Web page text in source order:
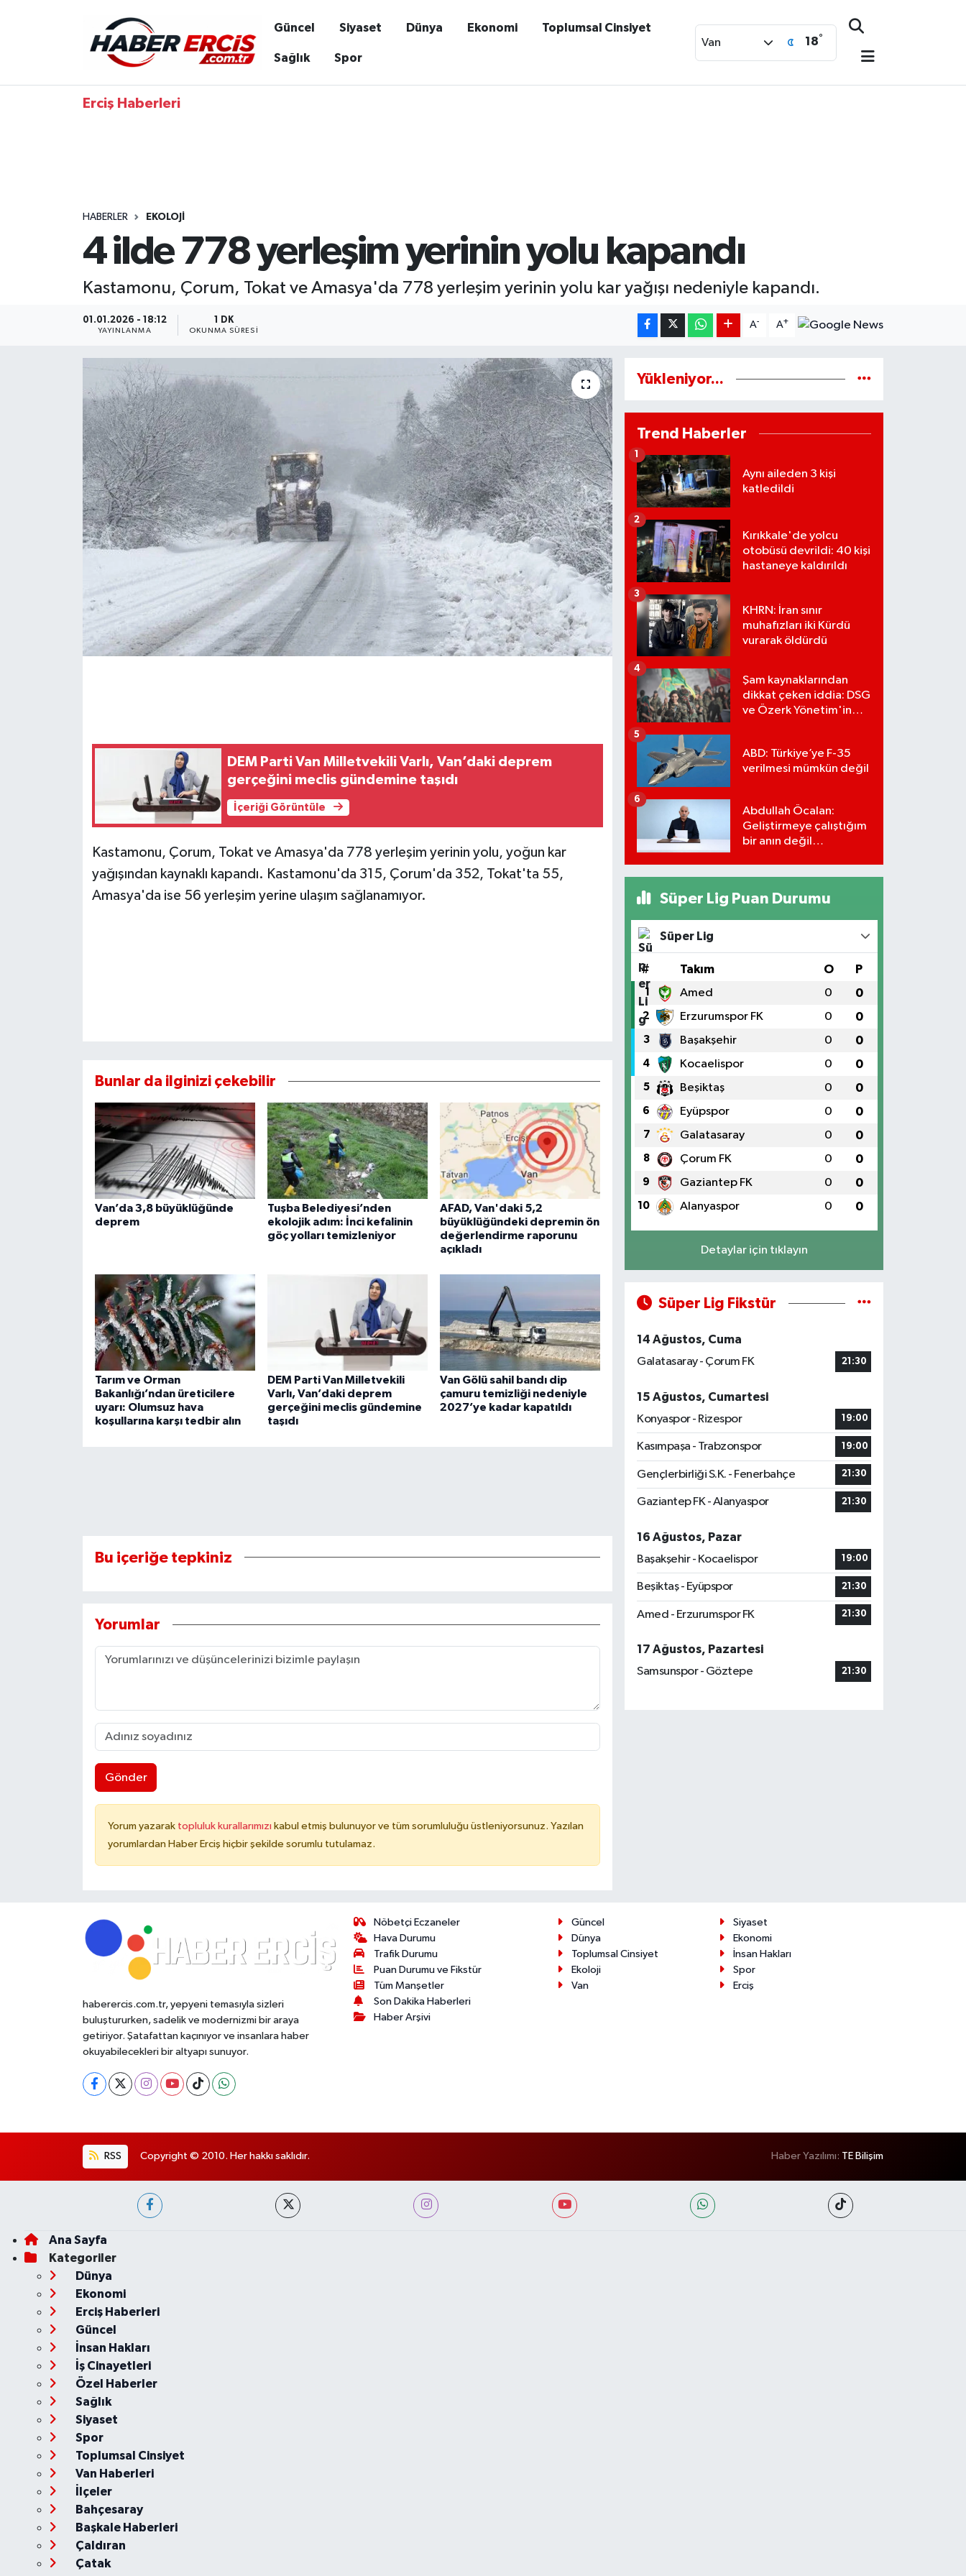
Güncel Siyaset Dünya Ekonomi Toplumsal Cinsiyet
Sağlık Spor
Van 18°
Erciş Haberleri
HABERLER EKOLOJI
4 ilde 778 yerleşim yerinin yolu kapandı
Kastamonu, Çorum, Tokat ve Amasya'da 778 yerleşim yerinin yolu kar yağışı nedeniyle kapandı.
01.01.2026 - 18:12
YAYINLANMA
1 DK
OKUNMA SÜRESI
A- A+
DEM Parti Van Milletvekili Varlı, Van’daki deprem
gerçeğini meclis gündemine taşıdı
İçeriği Görüntüle
Kastamonu, Çorum, Tokat ve Amasya'da 778 yerleşim yerinin yolu, yoğun kar
yağışından kaynaklı kapandı. Kastamonu'da 315, Çorum'da 352, Tokat'ta 55,
Amasya'da ise 56 yerleşim yerine ulaşım sağlanamıyor.
Bunlar da ilginizi çekebilir
Van’da 3,8 büyüklüğünde
deprem
Tuşba Belediyesi’nden
ekolojik adım: İnci kefalinin
göç yolları temizleniyor
AFAD, Van'daki 5,2
büyüklüğündeki depremin ön
değerlendirme raporunu
açıkladı
Tarım ve Orman
Bakanlığı’ndan üreticilere
uyarı: Olumsuz hava
koşullarına karşı tedbir alın
DEM Parti Van Milletvekili
Varlı, Van’daki deprem
gerçeğini meclis gündemine
taşıdı
Van Gölü sahil bandı dip
çamuru temizliği nedeniyle
2027’ye kadar kapatıldı
Bu içeriğe tepkiniz
Yorumlar
Gönder
Yorum yazarak topluluk kurallarımızı kabul etmiş bulunuyor ve tüm sorumluluğu üstleniyorsunuz. Yazılan
yorumlardan Haber Erciş hiçbir şekilde sorumlu tutulamaz.
Yükleniyor...
Trend Haberler
Aynı aileden 3 kişi
katledildi
1
Kırıkkale'de yolcu
otobüsü devrildi: 40 kişi
hastaneye kaldırıldı
2
KHRN: İran sınır
muhafızları iki Kürdü
vurarak öldürdü
3
Şam kaynaklarından
dikkat çeken iddia: DSG
ve Özerk Yönetim'in
4
ABD: Türkiye’ye F-35
verilmesi mümkün değil
5
Abdullah Öcalan:
Geliştirmeye çalıştığım
bir anın değil
6
Süper Lig Puan Durumu
Süper Lig
# Takım O P
1 Amed 0 0
2 Erzurumspor FK 0 0
3 Başakşehir 0 0
4 Kocaelispor 0 0
5 Beşiktaş 0 0
6 Eyüpspor 0 0
7 Galatasaray 0 0
8 Çorum FK 0 0
9 Gaziantep FK 0 0
10 Alanyaspor 0 0
Detaylar için tıklayın
Süper Lig Fikstür
14 Ağustos, Cuma
Galatasaray - Çorum FK
21:30
15 Ağustos, Cumartesi
Konyaspor - Rizespor
19:00
Kasımpaşa - Trabzonspor 19:00
Gençlerbirliği S.K. - Fenerbahçe 21:30
Gaziantep FK - Alanyaspor 21:30
16 Ağustos, Pazar
Başakşehir - Kocaelispor
19:00
Beşiktaş - Eyüpspor 21:30
Amed - Erzurumspor FK 21:30
17 Ağustos, Pazartesi
Samsunspor - Göztepe
21:30
haberercis.com.tr, yepyeni temasıyla sizleri
buluştururken, sadelik ve modernizmi bir araya
getiriyor. Şatafattan kaçınıyor ve insanlara haber
okuyabilecekleri bir altyapı sunuyor.
Nöbetçi Eczaneler
Hava Durumu
Trafik Durumu
Puan Durumu ve Fikstür
Tüm Manşetler
Son Dakika Haberleri
Haber Arşivi
Güncel
Siyaset
Dünya
Ekonomi
Toplumsal Cinsiyet
İnsan Hakları
Ekoloji
Spor
Van
Erciş
RSS Copyright © 2010. Her hakkı saklıdır. Haber Yazılımı: TE Bilişim
Ana Sayfa
Kategoriler
Dünya
Ekonomi
Erciş Haberleri
Güncel
İnsan Hakları
İş Cinayetleri
Özel Haberler
Sağlık
Siyaset
Spor
Toplumsal Cinsiyet
Van Haberleri
İlçeler
Bahçesaray
Başkale Haberleri
Çaldıran
Çatak